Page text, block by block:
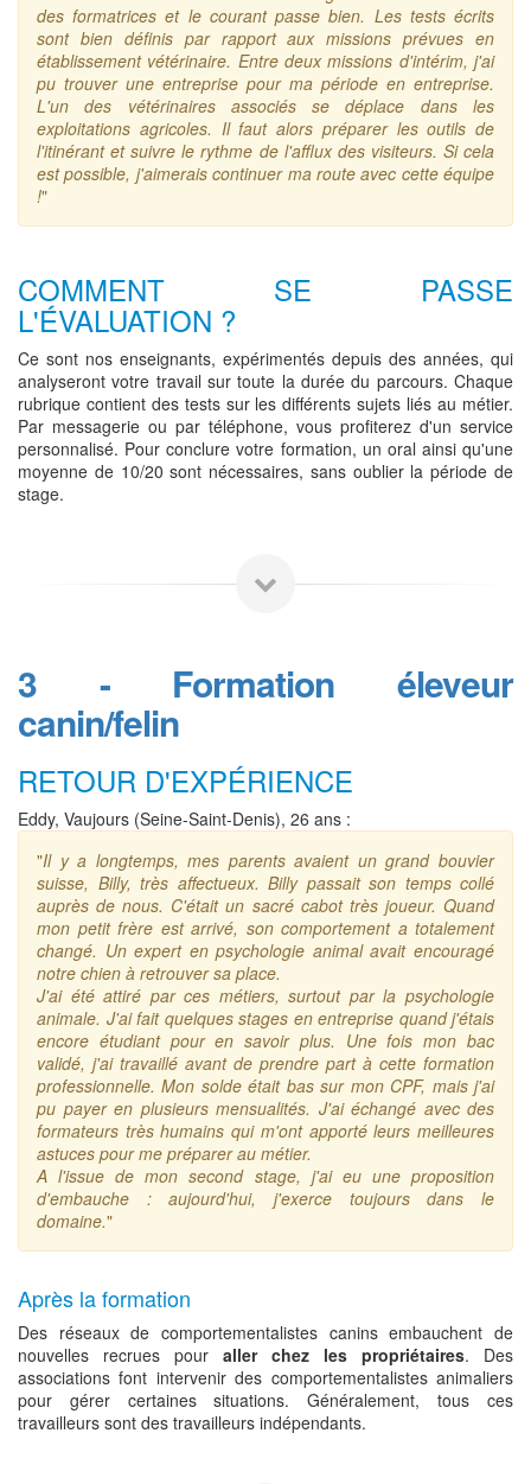
des formatrices et le courant passe bien. Les tests écrits
sont bien définis par rapport aux missions prévues en
établissement vétérinaire. Entre deux missions d'intérim, j'ai
pu trouver une entreprise pour ma période en entreprise.
L'un des vétérinaires associés se déplace dans les
exploitations agricoles. Il faut alors préparer les outils de
l'itinérant et suivre le rythme de l'afflux des visiteurs. Si cela
est possible, j'aimerais continuer ma route avec cette équipe
!"
COMMENT SE PASSE
L'ÉVALUATION ?
Ce sont nos enseignants, expérimentés depuis des années, qui
analyseront votre travail sur toute la durée du parcours. Chaque
rubrique contient des tests sur les différents sujets liés au métier.
Par messagerie ou par téléphone, vous profiterez d'un service
personnalisé. Pour conclure votre formation, un oral ainsi qu'une
moyenne de 10/20 sont nécessaires, sans oublier la période de
stage.
3 - Formation éleveur
canin/felin
RETOUR D'EXPÉRIENCE
Eddy, Vaujours (Seine-Saint-Denis), 26 ans :
"Il y a longtemps, mes parents avaient un grand bouvier
suisse, Billy, très affectueux. Billy passait son temps collé
auprès de nous. C'était un sacré cabot très joueur. Quand
mon petit frère est arrivé, son comportement a totalement
changé. Un expert en psychologie animal avait encouragé
notre chien à retrouver sa place.
J'ai été attiré par ces métiers, surtout par la psychologie
animale. J'ai fait quelques stages en entreprise quand j'étais
encore étudiant pour en savoir plus. Une fois mon bac
validé, j'ai travaillé avant de prendre part à cette formation
professionnelle. Mon solde était bas sur mon CPF, mais j'ai
pu payer en plusieurs mensualités. J'ai échangé avec des
formateurs très humains qui m'ont apporté leurs meilleures
astuces pour me préparer au métier.
A l'issue de mon second stage, j'ai eu une proposition
d'embauche : aujourd'hui, j'exerce toujours dans le
domaine."
Après la formation
Des réseaux de comportementalistes canins embauchent de
nouvelles recrues pour aller chez les propriétaires. Des
associations font intervenir des comportementalistes animaliers
pour gérer certaines situations. Généralement, tous ces
travailleurs sont des travailleurs indépendants.